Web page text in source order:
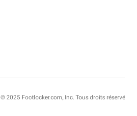
© 2025 Footlocker.com, Inc. Tous droits réservé